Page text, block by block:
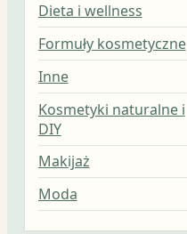
Dieta i wellness
Formuły kosmetyczne
Inne
Kosmetyki naturalne i
DIY
Makijaż
Moda